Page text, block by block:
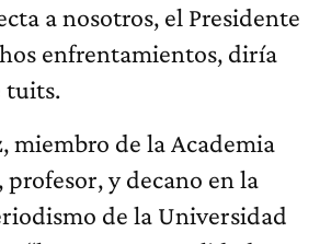
a nosotros, el Presidente
enfrentamientos, diría
tuits.
, miembro de la Academia
profesor, y decano en la
de la Universidad